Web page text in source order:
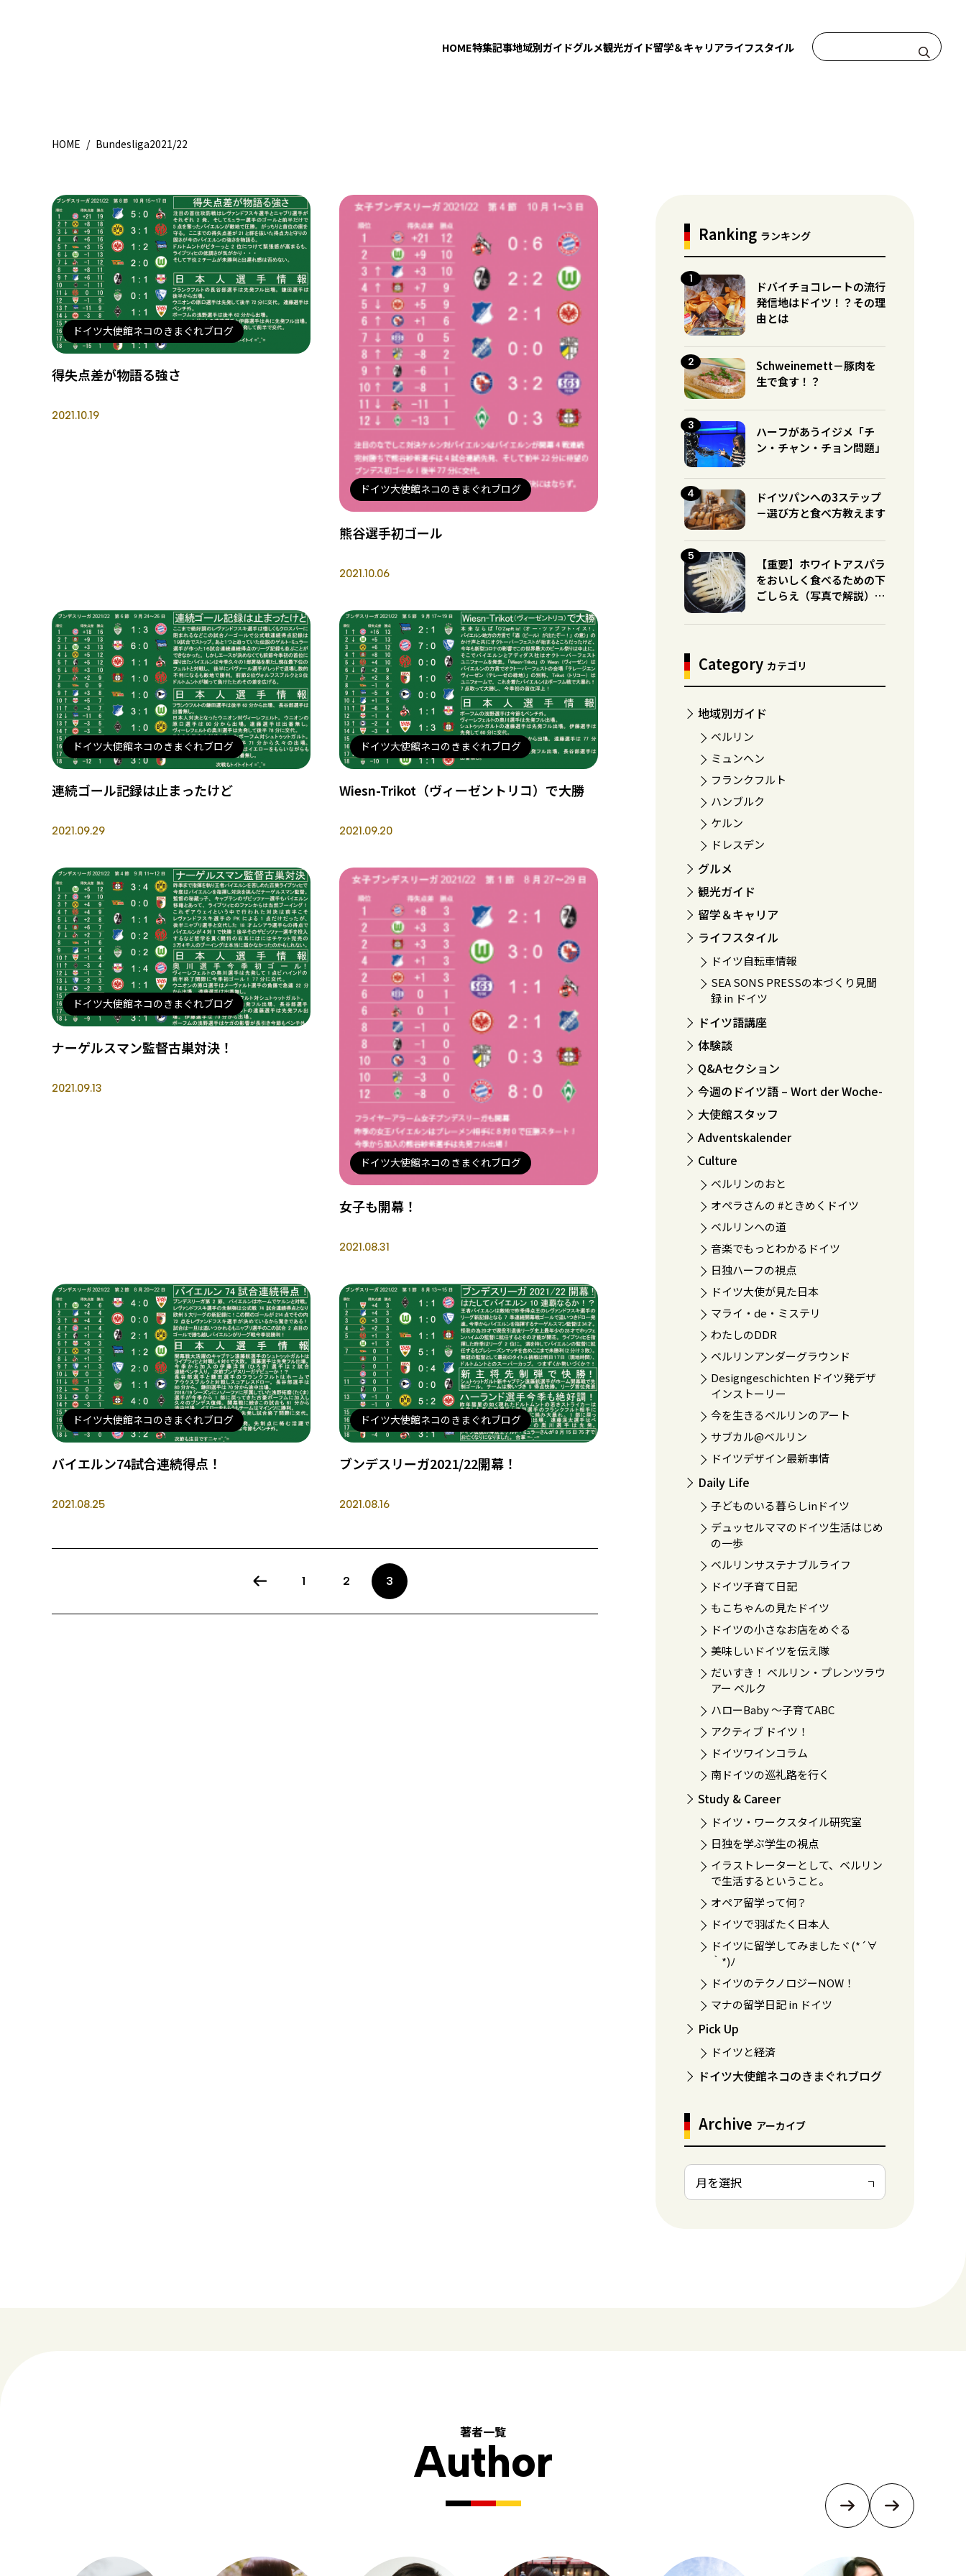
HOME特集記事地域別ガイドグルメ観光ガイド留学＆キャリアライフスタイル
HOME / Bundesliga2021/22
ドイツ大使館ネコのきまぐれブログ
得失点差が物語る強さ
2021.10.19
ドイツ大使館ネコのきまぐれブログ
熊谷選手初ゴール
2021.10.06
ドイツ大使館ネコのきまぐれブログ
連続ゴール記録は止まったけど
2021.09.29
ドイツ大使館ネコのきまぐれブログ
Wiesn-Trikot（ヴィーゼントリコ）で大勝
2021.09.20
ドイツ大使館ネコのきまぐれブログ
ナーゲルスマン監督古巣対決！
2021.09.13
ドイツ大使館ネコのきまぐれブログ
女子も開幕！
2021.08.31
ドイツ大使館ネコのきまぐれブログ
バイエルン74試合連続得点！
2021.08.25
ドイツ大使館ネコのきまぐれブログ
ブンデスリーガ2021/22開幕！
2021.08.16
1 2 3
Ranking ランキング
ドバイチョコレートの流行
発信地はドイツ！？その理
由とは
Schweinemett－豚肉を
生で食す！？
ハーフがあうイジメ「チ
ン・チャン・チョン問題」
ドイツパンへの3ステップ
－選び方と食べ方教えます
【重要】ホワイトアスパラ
をおいしく食べるための下
ごしらえ（写真で解説）※
Category カテゴリ
地域別ガイド
ベルリン
ミュンヘン
フランクフルト
ハンブルク
ケルン
ドレスデン
グルメ
観光ガイド
留学＆キャリア
ライフスタイル
ドイツ自転車情報
SEA SONS PRESSの本づくり見聞
録 in ドイツ
ドイツ語講座
体験談
Q&Aセクション
今週のドイツ語 – Wort der Woche-
大使館スタッフ
Adventskalender
Culture
ベルリンのおと
オペラさんの #ときめくドイツ
ベルリンへの道
音楽でもっとわかるドイツ
日独ハーフの視点
ドイツ大使が見た日本
マライ・de・ミステリ
わたしのDDR
ベルリンアンダーグラウンド
Designgeschichten ドイツ発デザ
インストーリー
今を生きるベルリンのアート
サブカル@ベルリン
ドイツデザイン最新事情
Daily Life
子どものいる暮らしinドイツ
デュッセルママのドイツ生活はじめ
の一歩
ベルリンサステナブルライフ
ドイツ子育て日記
もこちゃんの見たドイツ
ドイツの小さなお店をめぐる
美味しいドイツを伝え隊
だいすき！ ベルリン・プレンツラウ
アー ベルク
ハローBaby 〜子育てABC
アクティブ ドイツ！
ドイツワインコラム
南ドイツの巡礼路を行く
Study & Career
ドイツ・ワークスタイル研究室
日独を学ぶ学生の視点
イラストレーターとして、ベルリン
で生活するということ。
オペア留学って何？
ドイツで羽ばたく日本人
ドイツに留学してみましたヾ(*´∀
｀*)ﾉ
ドイツのテクノロジーNOW！
マナの留学日記 in ドイツ
Pick Up
ドイツと経済
ドイツ大使館ネコのきまぐれブログ
Archive アーカイブ
著者一覧
Author